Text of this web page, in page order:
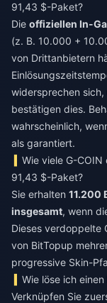
91,43 $-Paket?
Die offiziellen In-
(z. B. 10.000 +
von Drittanbietern
widersprechen
bestätigen dies.
wahrscheinlich,
als garantiert.
Wie viele G-
91,43 $-Paket?
Sie erhalten 11.200
insgesamt, wenn
Dieses verdoppelte
von BitTopup
progressive Skin-
Wie löse ich einen
Verknüpfen Sie